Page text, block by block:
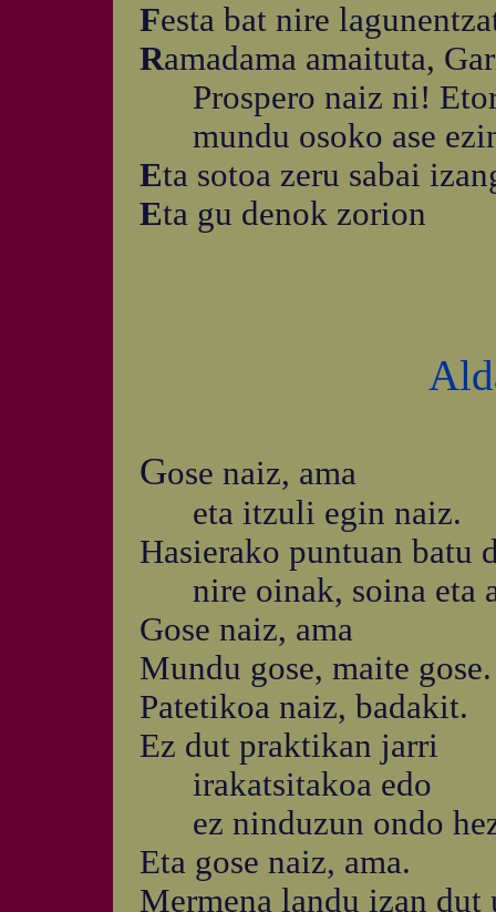
Festa bat nire
Ramadama amaituta,
Prospero naiz ni!
mundu osoko ase
Eta sotoa zeru sabai
Eta gu denok zorion
Gose naiz, ama
eta itzuli egin naiz.
Hasierako puntuan batu
nire oinak, soina eta
Gose naiz, ama
Mundu gose, maite gose.
Patetikoa naiz, badakit.
Ez dut praktikan jarri
irakatsitakoa edo
ez ninduzun ondo
Eta gose naiz, ama.
Mermena landu izan dut